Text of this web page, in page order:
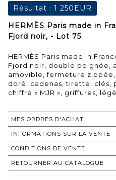
Résultat : 1 250EUR
HERMÈS Paris made in
Fjord noir, - Lot 75
HERMÈS Paris made in
Fjord noir, double poignée,
amovible, fermeture
doré, cadenas, tirette, clés,
chiffré « MJR », griffures,
MES ORDRES D'ACHAT
INFORMATIONS SUR LA VENTE
CONDITIONS DE VENTE
RETOURNER AU CATALOGUE